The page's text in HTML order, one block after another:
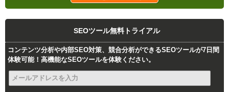
SEOツール無料トライアル
コンテンツ分析や内部SEO対策、競合分析ができるSEOツールが7日間
体験可能！高機能なSEOツールを体験ください。